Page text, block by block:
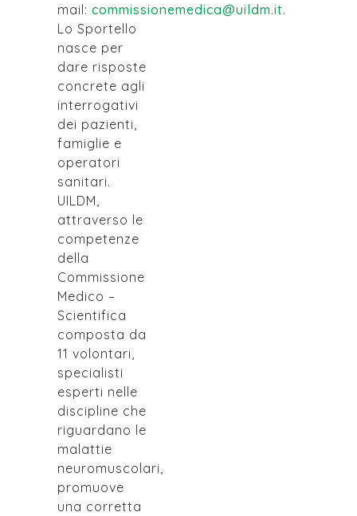
mail: commissionemedica@uildm.it.
Lo Sportello
nasce per
dare risposte
concrete agli
interrogativi
dei pazienti,
famiglie e
operatori
sanitari.
UILDM,
attraverso le
competenze
della
Commissione
Medico –
Scientifica
composta da
11 volontari,
specialisti
esperti nelle
discipline che
riguardano le
malattie
neuromuscolari,
promuove
una corretta